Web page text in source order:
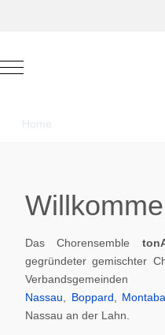
Mobile Menu Toggle
Home
Das Chorensemble
gegründeter gemischter
Nassau
Boppard
Nassau an der Lahn.